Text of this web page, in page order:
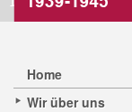
Home
Wir über uns